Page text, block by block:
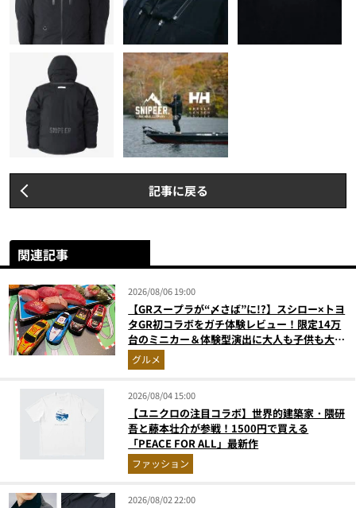
記事に戻る
関連記事
2026/08/06 19:00
【GRスープラが“〆さば”に!?】スシロー×トヨ
タGR初コラボをガチ体験レビュー！限定14万
台のミニカー＆体験型演出に大人も子供も大興
奮間違いなし
グルメ
2026/08/04 15:00
【ユニクロの注目コラボ】世界的建築家・隈研
吾と藤本壮介が参戦！1500円で買える
「PEACE FOR ALL」最新作
ファッション
2026/08/02 22:00